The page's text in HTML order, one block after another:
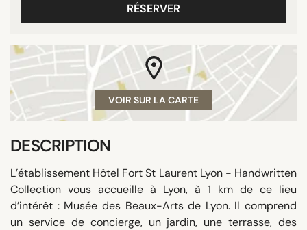
RÉSERVER
VOIR SUR LA CARTE
DESCRIPTION
L’établissement Hôtel Fort St Laurent Lyon - Handwritten
Collection vous accueille à Lyon, à 1 km de ce lieu
d’intérêt : Musée des Beaux-Arts de Lyon. Il comprend
un service de concierge, un jardin, une terrasse, des